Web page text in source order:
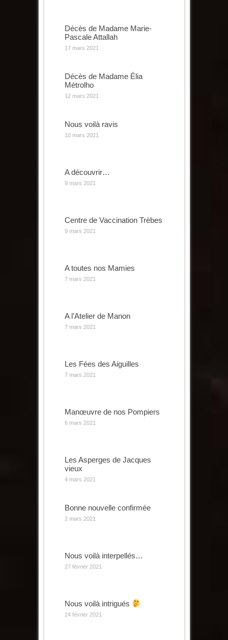
Décès de Madame Marie-
Pascale Attallah
17 mars 2021
Décès de Madame Élia
Métrolho
12 mars 2021
Nous voilà ravis
10 mars 2021
A découvrir…
9 mars 2021
Centre de Vaccination Trèbes
9 mars 2021
A toutes nos Mamies
7 mars 2021
A l’Atelier de Manon
7 mars 2021
Les Fées des Aiguilles
7 mars 2021
Manœuvre de nos Pompiers
6 mars 2021
Les Asperges de Jacques
vieux
4 mars 2021
Bonne nouvelle confirmée
2 mars 2021
Nous voilà interpellés…
27 février 2021
Nous voilà intrigués
24 février 2021